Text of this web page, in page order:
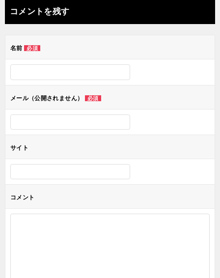
ナ
ビ
ー
ン
コメントを残す
名前 必須
メール（公開されません） 必須
サイト
コメント